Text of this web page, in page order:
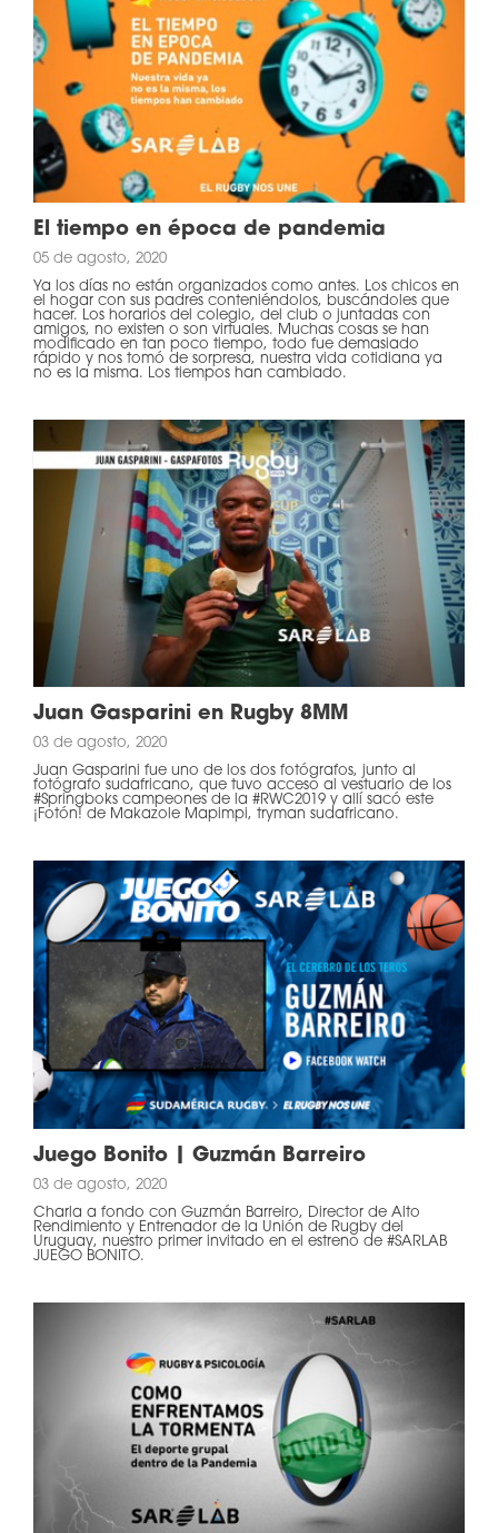
El tiempo en época de pandemia
05 de agosto, 2020
Ya los días no están organizados como antes. Los chicos en
el hogar con sus padres conteniéndolos, buscándoles que
hacer. Los horarios del colegio, del club o juntadas con
amigos, no existen o son virtuales. Muchas cosas se han
modificado en tan poco tiempo, todo fue demasiado
rápido y nos tomó de sorpresa, nuestra vida cotidiana ya
no es la misma. Los tiempos han cambiado.
Juan Gasparini en Rugby 8MM
03 de agosto, 2020
Juan Gasparini fue uno de los dos fotógrafos, junto al
fotógrafo sudafricano, que tuvo acceso al vestuario de los
#Springboks campeones de la #RWC2019 y allí sacó este
¡Fotón! de Makazole Mapimpi, tryman sudafricano.
Juego Bonito | Guzmán Barreiro
03 de agosto, 2020
Charla a fondo con Guzmán Barreiro, Director de Alto
Rendimiento y Entrenador de la Unión de Rugby del
Uruguay, nuestro primer invitado en el estreno de #SARLAB
JUEGO BONITO.